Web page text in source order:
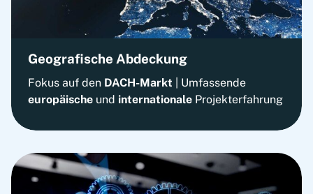
Geografische Abdeckung
Fokus auf den DACH-Markt | Umfassende
europäische und internationale Projekterfahrung